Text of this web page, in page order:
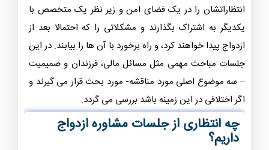
انتظاراتشان را در یک فضای امن و زیر نظر یک متخصص با
یکدیگر به اشتراک بگذارند و مشکلاتی را که احتمالا بعد از
ازدواج پیدا خواهند کرد، و راه برخورد با آن ها را بیابند. در این
جلسات مباحث مهمی مثل مسائل مالی، فرزندان و صمیمیت
– سه موضوع اصلی مورد مناقشه- مورد بحث قرار می گیرند و
اگر اختلافی در این زمینه باشد بررسی می گردد.
چه انتظاری از جلسات مشاوره ازدواج
داریم؟